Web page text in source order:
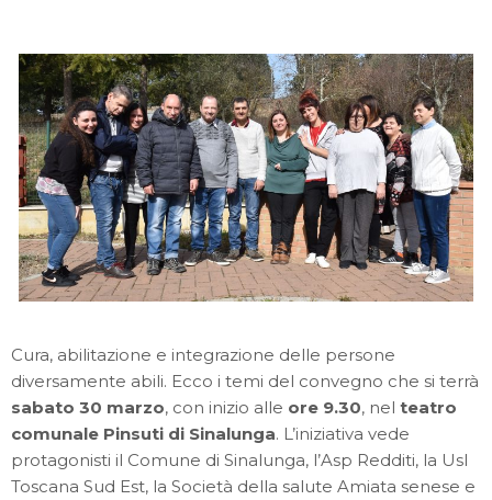
Cura, abilitazione e integrazione delle persone
diversamente abili. Ecco i temi del convegno che si terrà
sabato 30 marzo, con inizio alle ore 9.30, nel teatro
comunale Pinsuti di Sinalunga. L’iniziativa vede
protagonisti il Comune di Sinalunga, l’Asp Redditi, la Usl
Toscana Sud Est, la Società della salute Amiata senese e